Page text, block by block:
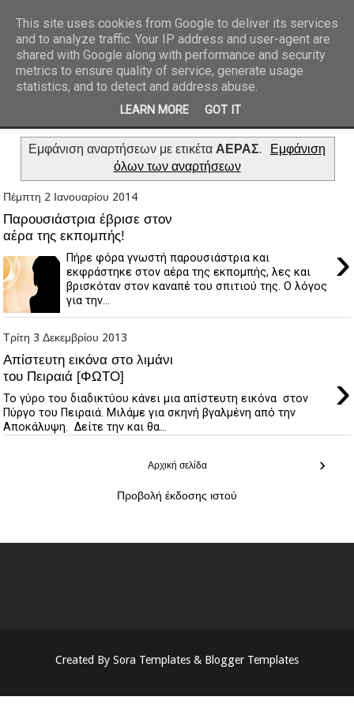
REPORTAZ NET
Εμφάνιση αναρτήσεων με ετικέτα ΑΕΡΑΣ.
Εμφάνιση
όλων των αναρτήσεων
Πέμπτη 2 Ιανουαρίου 2014
Παρουσιάστρια έβρισε στον
αέρα της εκπομπής!
›
Πήρε φόρα γνωστή παρουσιάστρια και
εκφράστηκε στον αέρα της εκπομπής, λες και
βρισκόταν στον καναπέ του σπιτιού της. Ο λόγος
για την...
Τρίτη 3 Δεκεμβρίου 2013
Απίστευτη εικόνα στο λιμάνι
του Πειραιά [ΦΩΤΟ]
›
Το γύρο του διαδικτύου κάνει μια απίστευτη εικόνα στον
Πύργο του Πειραιά. Μιλάμε για σκηνή βγαλμένη από την
Αποκάλυψη. Δείτε την και θα...
›
Αρχική σελίδα
Προβολή έκδοσης ιστού
Created By Sora Templates & Blogger Templates
This site uses cookies from Google to deliver its services
and to analyze traffic. Your IP address and user-agent are
shared with Google along with performance and security
metrics to ensure quality of service, generate usage
statistics, and to detect and address abuse.
LEARN MORE GOT IT